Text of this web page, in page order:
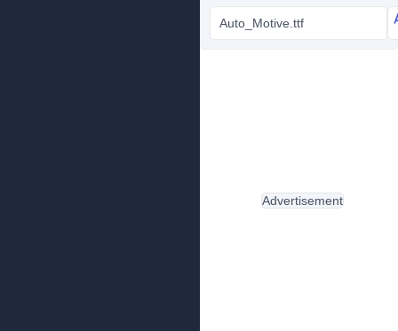
Auto_Motive.ttf
Advertisement